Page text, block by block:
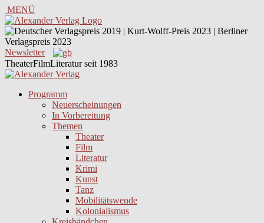
MENÜ
Newsletter
TheaterFilmLiteratur seit 1983
Programm
Neuerscheinungen
In Vorbereitung
Themen
Theater
Film
Literatur
Krimi
Kunst
Tanz
Mobilitätswende
Kolonialismus